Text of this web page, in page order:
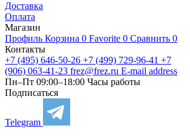
Доставка
Оплата
Магазин
Профиль Корзина 0 Favorite 0 Сравнить 0
Контакты
+7 (495) 646-50-26 +7 (499) 729-96-41 +7
(906) 063-41-23 frez@frez.ru E-mail address
Пн–Пт 09:00–18:00 Часы работы
Подписаться
Telegram